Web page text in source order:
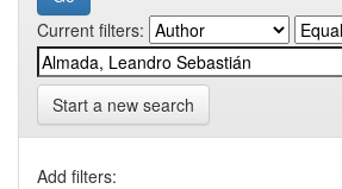
Current filters:
Start a new search
Add filters: